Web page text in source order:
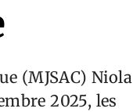
(MJSAC) Niola
2025, les